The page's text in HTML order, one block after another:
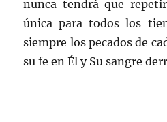
nunca tendrá que
única para todos los
siempre los pecados de
su fe en Él y Su sangre